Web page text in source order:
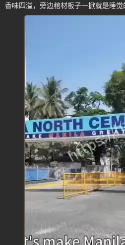
香味四溢，旁边棺材板子一掀就是睡觉